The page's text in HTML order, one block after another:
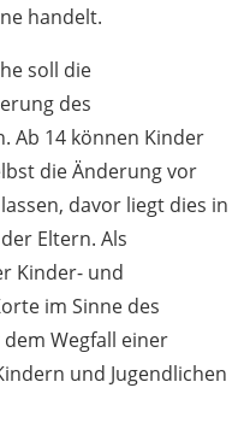
handelt.
soll die
des
Ab 14 können Kinder
die Änderung vor
davor liegt dies in
Eltern. Als
Kinder- und
im Sinne des
Wegfall einer
und Jugendlichen